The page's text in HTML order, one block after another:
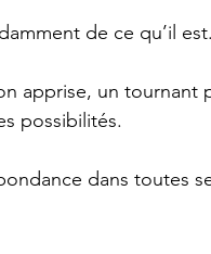
de ce qu’il est.
apprise, un tournant
possibilités.
dans toutes